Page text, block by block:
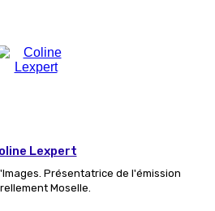
Lexpert
Présentatrice de l'émission
Moselle.